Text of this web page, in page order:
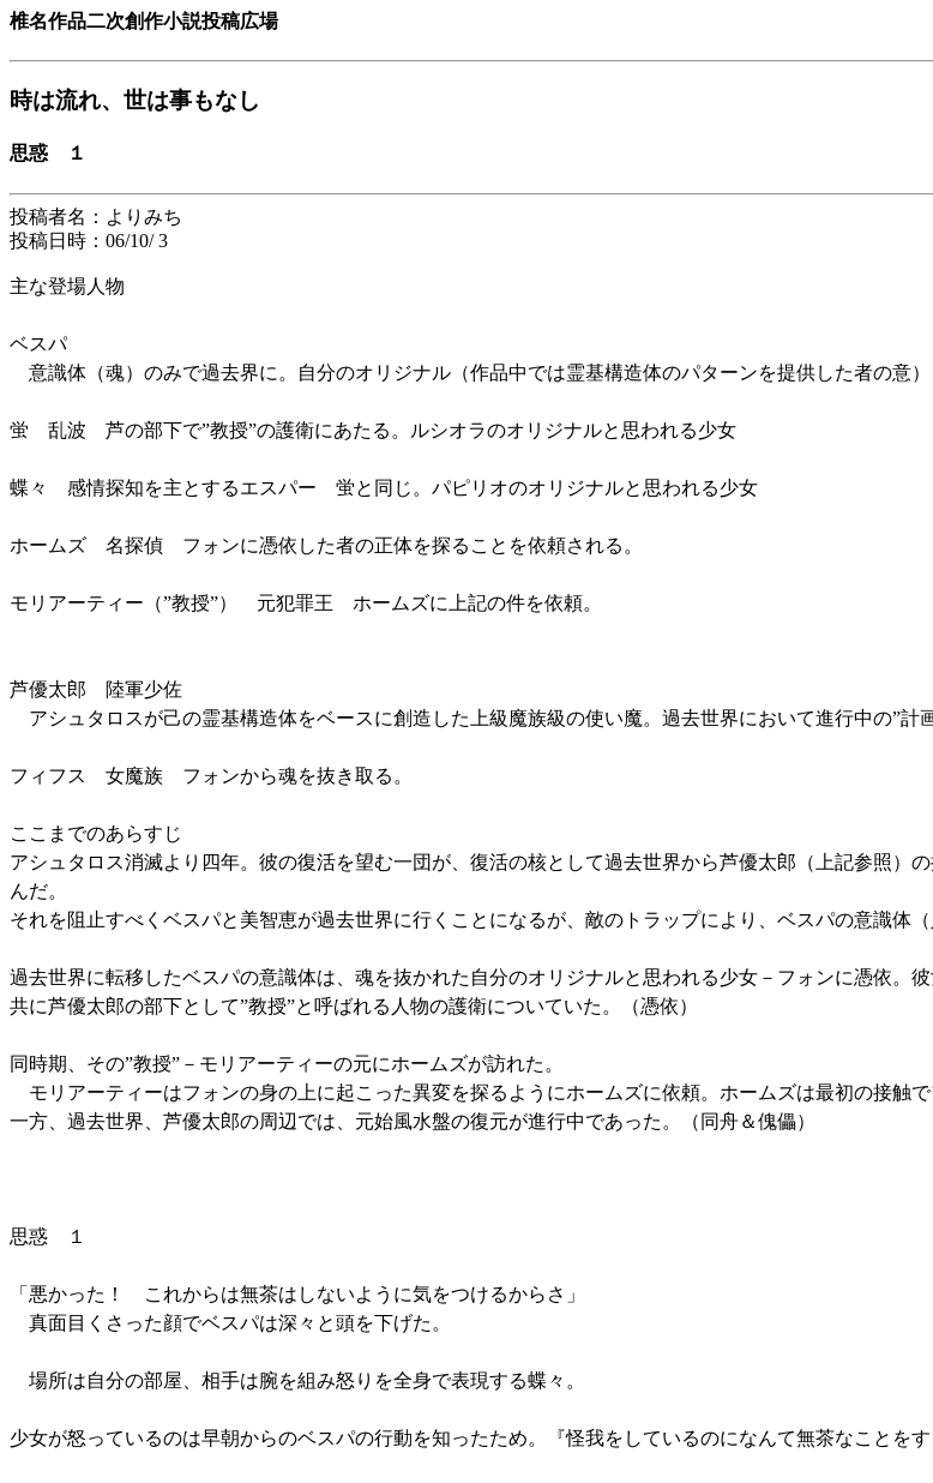
椎名作品二次創作小説投稿広場
時は流れ、世は事もなし
思惑 １
投稿者名：よりみち
投稿日時：06/10/ 3
主な登場人物
ベスパ
意識体（魂）のみで過去界に。自分のオリジナル（作品中では霊基構造体のパターンを提供した者の意
蛍 乱波 芦の部下で”教授”の護衛にあたる。ルシオラのオリジナルと思われる少女
蝶々 感情探知を主とするエスパー 蛍と同じ。パピリオのオリジナルと思われる少女
ホームズ 名探偵 フォンに憑依した者の正体を探ることを依頼される。
モリアーティー（”教授”） 元犯罪王 ホームズに上記の件を依頼。
芦優太郎 陸軍少佐
アシュタロスが己の霊基構造体をベースに創造した上級魔族級の使い魔。過去世界において進行中の”計
フィフス 女魔族 フォンから魂を抜き取る。
ここまでのあらすじ
アシュタロス消滅より四年。彼の復活を望む一団が、復活の核として過去世界から芦優太郎（上記参照）
んだ。
それを阻止すべくベスパと美智恵が過去世界に行くことになるが、敵のトラップにより、ベスパの意識体
過去世界に転移したベスパの意識体は、魂を抜かれた自分のオリジナルと思われる少女－フォンに憑依。
共に芦優太郎の部下として”教授”と呼ばれる人物の護衛についていた。（憑依）
同時期、その”教授”－モリアーティーの元にホームズが訪れた。
モリアーティーはフォンの身の上に起こった異変を探るようにホームズに依頼。ホームズは最初の接触
一方、過去世界、芦優太郎の周辺では、元始風水盤の復元が進行中であった。（同舟＆傀儡）
思惑 １
「悪かった！ これからは無茶はしないように気をつけるからさ」
真面目くさった顔でベスパは深々と頭を下げた。
場所は自分の部屋、相手は腕を組み怒りを全身で表現する蝶々。
少女が怒っているのは早朝からのベスパの行動を知ったため。『怪我をしているのになんて無茶なことを